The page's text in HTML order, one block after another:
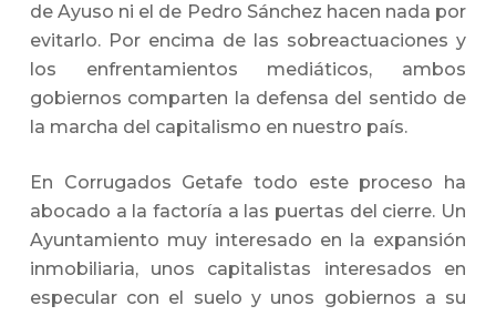
de Ayuso ni el de Pedro Sánchez hacen nada por
evitarlo. Por encima de las sobreactuaciones y
los enfrentamientos mediáticos, ambos
gobiernos comparten la defensa del sentido de
la marcha del capitalismo en nuestro país.
En Corrugados Getafe todo este proceso ha
abocado a la factoría a las puertas del cierre. Un
Ayuntamiento muy interesado en la expansión
inmobiliaria, unos capitalistas interesados en
especular con el suelo y unos gobiernos a su